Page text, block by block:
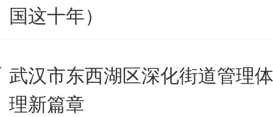
国这十年）
武汉市东西湖区深化街道管理
理新篇章